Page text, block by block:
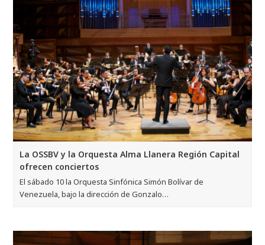
La OSSBV y la Orquesta Alma Llanera Región Capital
ofrecen conciertos
El sábado 10 la Orquesta Sinfónica Simón Bolívar de
Venezuela, bajo la dirección de Gonzalo…